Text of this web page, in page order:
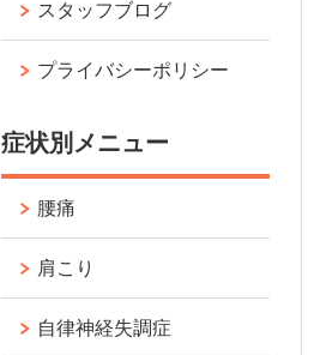
スタッフブログ
プライバシーポリシー
症状別メニュー
腰痛
肩こり
自律神経失調症